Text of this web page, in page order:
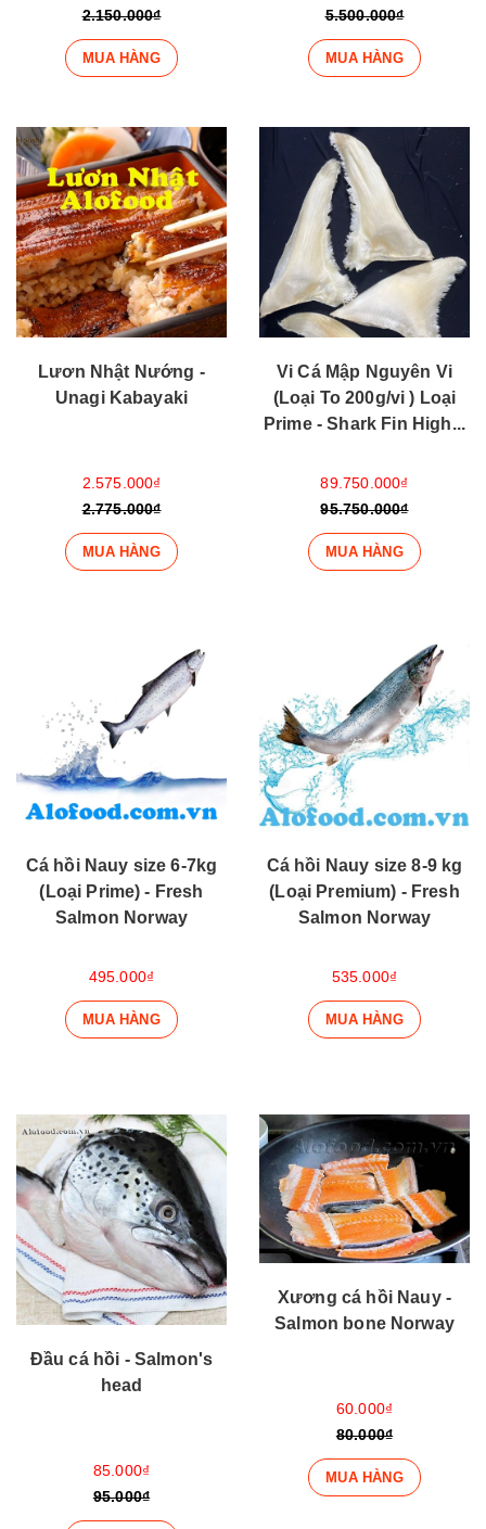
2.150.000₫
MUA HÀNG
5.500.000₫
MUA HÀNG
Lươn Nhật Nướng -
Unagi Kabayaki
2.575.000₫
2.775.000₫
MUA HÀNG
Vi Cá Mập Nguyên Vi
(Loại To 200g/vi ) Loại
Prime - Shark Fin High...
89.750.000₫
95.750.000₫
MUA HÀNG
Cá hồi Nauy size 6-7kg
(Loại Prime) - Fresh
Salmon Norway
495.000₫
MUA HÀNG
Cá hồi Nauy size 8-9 kg
(Loại Premium) - Fresh
Salmon Norway
535.000₫
MUA HÀNG
Đầu cá hồi - Salmon's
head
85.000₫
95.000₫
Xương cá hồi Nauy -
Salmon bone Norway
60.000₫
80.000₫
MUA HÀNG